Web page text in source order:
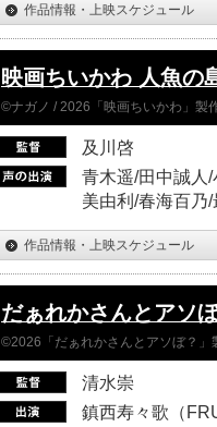
作品情報・上映スケジュール
映画ちいかわ 人魚の
©ナガノ / 2026「映画ちいかわ」製
及川啓
青木遥/田中誠人
美由利/春海百乃
作品情報・上映スケジュール
だぁれかさんとアソ
©2026「だぁれかさんとアソぼ？」
清水崇
鎮西寿々歌（